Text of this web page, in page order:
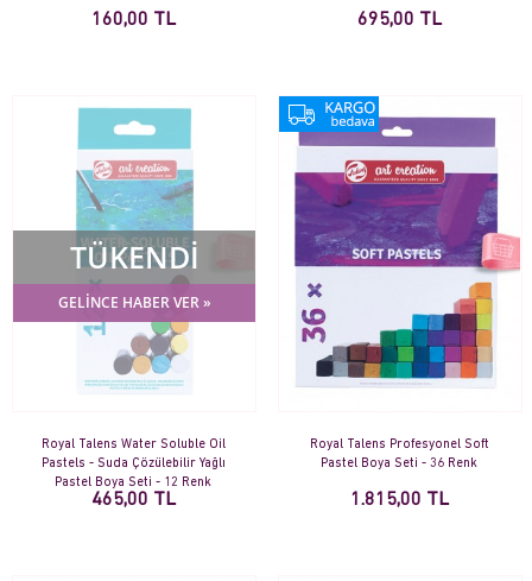
160,00 TL 695,00 TL
TÜKENDİ
GELİNCE HABER VER »
Royal Talens Water Soluble Oil
Pastels - Suda Çözülebilir Yağlı
Pastel Boya Seti - 12 Renk
465,00 TL
Royal Talens Profesyonel Soft
Pastel Boya Seti - 36 Renk
1.815,00 TL